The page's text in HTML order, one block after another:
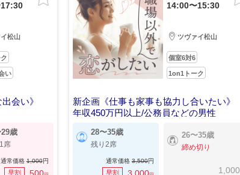
松山
い
会い》
歳
席
通常価格1,000円
早割
14:00〜15:30
ツヴァイ松山
個室6対6
1on1トーク
新企画《仕事も家事も協力し合いたい》
年収450万円以上/公務員などの男性
28〜35歳
残り2席
通常価格 3,500円
早割
26〜35歳
締め切り
1,000